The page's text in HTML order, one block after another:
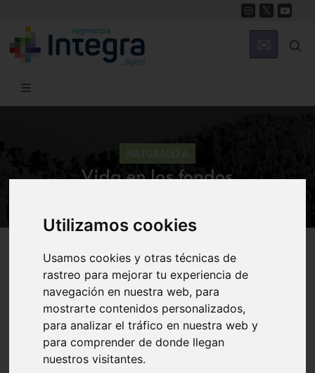
Utilizamos cookies
Usamos cookies y otras técnicas de
rastreo para mejorar tu experiencia de
navegación en nuestra web, para
mostrarte contenidos personalizados,
para analizar el tráfico en nuestra web y
para comprender de donde llegan
nuestros visitantes.
Vida en los fondos
Introducción Bentos
Comunidades Bentónicas Zonación